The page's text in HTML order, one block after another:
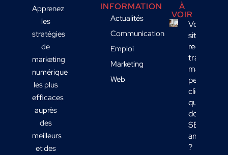
Apprenez
les
stratégies
de
marketing
numérique
les plus
efficaces
auprès
des
meilleurs
et des
INFORMATION
Actualités
Communication
Emploi
Marketing
Web
À
VOIR
Votre
site
reçoit du
trafic
mais
peu de
clients :
quelles
données
SEO
analyser
?